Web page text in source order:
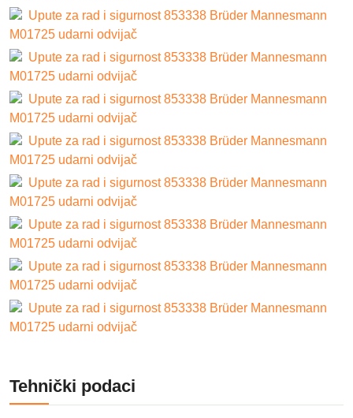
Upute za rad i sigurnost 853338 Brüder Mannesmann
M01725 udarni odvijač
Upute za rad i sigurnost 853338 Brüder Mannesmann
M01725 udarni odvijač
Upute za rad i sigurnost 853338 Brüder Mannesmann
M01725 udarni odvijač
Upute za rad i sigurnost 853338 Brüder Mannesmann
M01725 udarni odvijač
Upute za rad i sigurnost 853338 Brüder Mannesmann
M01725 udarni odvijač
Upute za rad i sigurnost 853338 Brüder Mannesmann
M01725 udarni odvijač
Upute za rad i sigurnost 853338 Brüder Mannesmann
M01725 udarni odvijač
Upute za rad i sigurnost 853338 Brüder Mannesmann
M01725 udarni odvijač
Tehnički podaci